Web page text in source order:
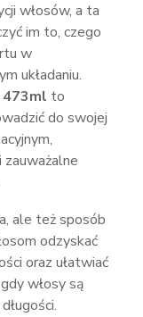
włosów, a ta
im to, czego
w
układaniu.
473ml to
do swojej
ale też sposób
odzyskać
oraz ułatwiać
włosy są